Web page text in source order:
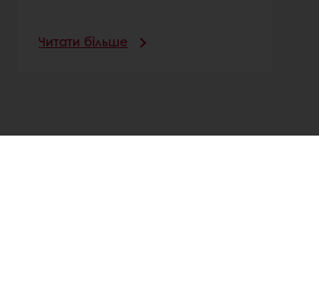
Читати більше